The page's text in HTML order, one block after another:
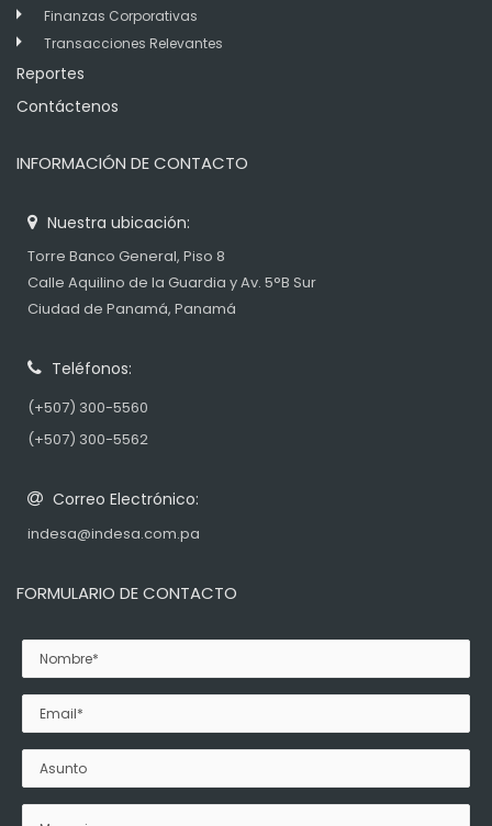
Finanzas Corporativas
Transacciones Relevantes
Reportes
Contáctenos
INFORMACIÓN DE CONTACTO
Nuestra ubicación:
Torre Banco General, Piso 8
Calle Aquilino de la Guardia y Av. 5°B Sur
Ciudad de Panamá, Panamá
Teléfonos:
(+507) 300-5560
(+507) 300-5562
Correo Electrónico:
indesa@indesa.com.pa
FORMULARIO DE CONTACTO